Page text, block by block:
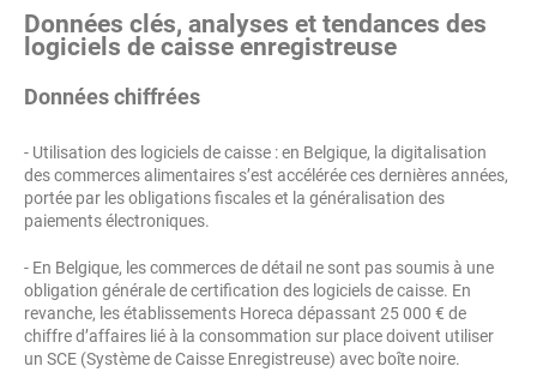
Données clés, analyses et tendances des
logiciels de caisse enregistreuse
Données chiffrées
- Utilisation des logiciels de caisse : en Belgique, la digitalisation
des commerces alimentaires s’est accélérée ces dernières années,
portée par les obligations fiscales et la généralisation des
paiements électroniques.
- En Belgique, les commerces de détail ne sont pas soumis à une
obligation générale de certification des logiciels de caisse. En
revanche, les établissements Horeca dépassant 25 000 € de
chiffre d’affaires lié à la consommation sur place doivent utiliser
un SCE (Système de Caisse Enregistreuse) avec boîte noire.